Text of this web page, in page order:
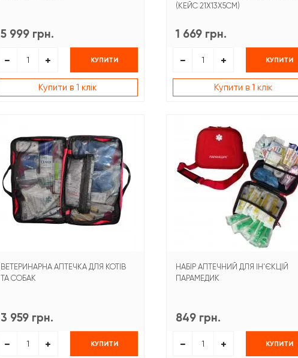
5 999 грн.
КУПИТИ
Купити в 1 клік
(КЕЙС 21Х13Х5СМ)
1 669 грн.
КУПИТИ
Купити в 1 клік
ВЕТЕРИНАРНА АПТЕЧКА ДЛЯ КОТІВ
ТА СОБАК
3 959 грн.
КУПИТИ
НАБІР АПТЕЧНИЙ ДЛЯ ІН'ЄКЦІЙ
ПАРАМЕДИК
849 грн.
КУПИТИ